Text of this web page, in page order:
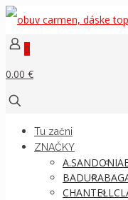
0
0.00 €
Tu začni
ZNAČKY
A.SANDONI
BADURA
CHANTELL